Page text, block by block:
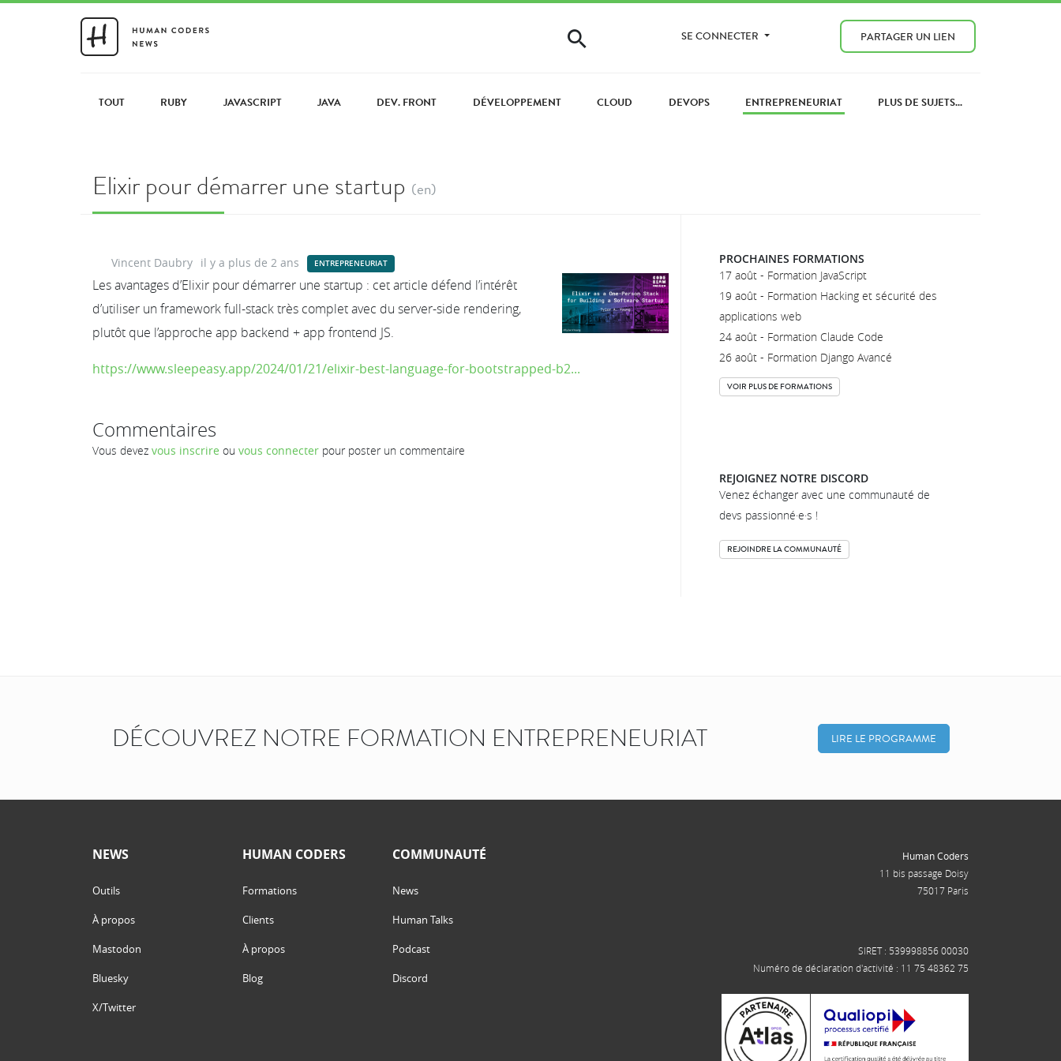
SE CONNECTER PARTAGER UN LIEN
TOUT RUBY JAVASCRIPT JAVA DEV. FRONT DÉVELOPPEMENT CLOUD DEVOPS ENTREPRENEURIAT PLUS DE SUJETS...
Elixir pour démarrer une startup (en)
Vincent Daubry il y a plus de 2 ans ENTREPRENEURIAT
Les avantages d’Elixir pour démarrer une startup : cet article défend l’intérêt
d’utiliser un framework full-stack très complet avec du server-side rendering,
plutôt que l’approche app backend + app frontend JS.
https://www.sleepeasy.app/2024/01/21/elixir-best-language-for-bootstrapped-b2...
Commentaires
Vous devez vous inscrire ou vous connecter pour poster un commentaire
PROCHAINES FORMATIONS
17 août - Formation JavaScript
19 août - Formation Hacking et sécurité des
applications web
24 août - Formation Claude Code
26 août - Formation Django Avancé
VOIR PLUS DE FORMATIONS
REJOIGNEZ NOTRE DISCORD
Venez échanger avec une communauté de
devs passionné·e·s !
REJOINDRE LA COMMUNAUTÉ
DÉCOUVREZ NOTRE FORMATION ENTREPRENEURIAT LIRE LE PROGRAMME
NEWS
Outils
À propos
Mastodon
Bluesky
X/Twitter
HUMAN CODERS
Formations
Clients
À propos
Blog
COMMUNAUTÉ
News
Human Talks
Podcast
Discord
Human Coders
11 bis passage Doisy
75017 Paris
SIRET : 539998856 00030
Numéro de déclaration d'activité : 11 75 48362 75